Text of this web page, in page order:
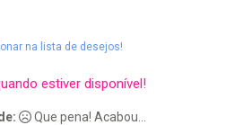
na lista de desejos!
estiver disponível!
Que pena! Acabou...